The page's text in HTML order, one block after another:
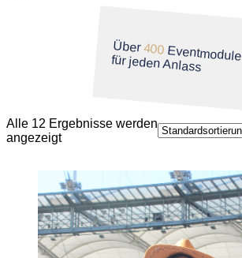
Über400 Eventmodule
für jeden Anlass
Alle 12 Ergebnisse werden
angezeigt